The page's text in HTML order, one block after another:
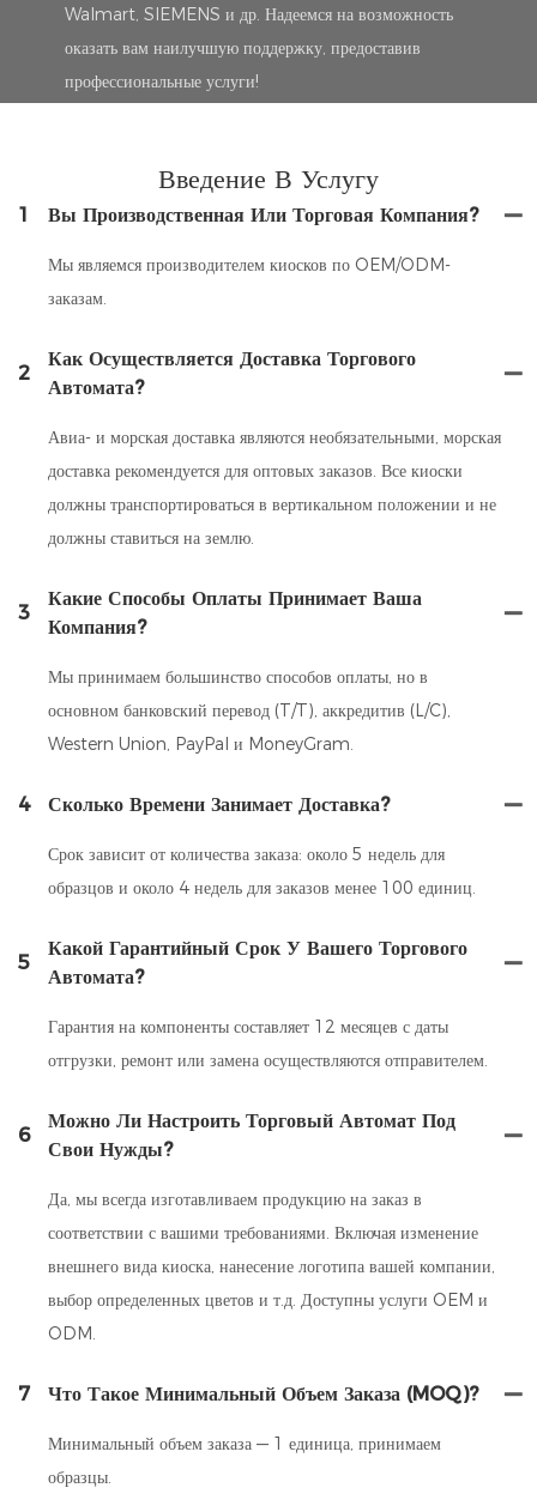
Walmart, SIEMENS и др. Надеемся на возможность
оказать вам наилучшую поддержку, предоставив
профессиональные услуги!
Введение В Услугу
1 Вы Производственная Или Торговая Компания?
Мы являемся производителем киосков по OEM/ODM-
заказам.
2
Как Осуществляется Доставка Торгового
Автомата?
Авиа- и морская доставка являются необязательными, морская
доставка рекомендуется для оптовых заказов. Все киоски
должны транспортироваться в вертикальном положении и не
должны ставиться на землю.
3
Какие Способы Оплаты Принимает Ваша
Компания?
Мы принимаем большинство способов оплаты, но в
основном банковский перевод (T/T), аккредитив (L/C),
Western Union, PayPal и MoneyGram.
4 Сколько Времени Занимает Доставка?
Срок зависит от количества заказа: около 5 недель для
образцов и около 4 недель для заказов менее 100 единиц.
5
Какой Гарантийный Срок У Вашего Торгового
Автомата?
Гарантия на компоненты составляет 12 месяцев с даты
отгрузки, ремонт или замена осуществляются отправителем.
6
Можно Ли Настроить Торговый Автомат Под
Свои Нужды?
Да, мы всегда изготавливаем продукцию на заказ в
соответствии с вашими требованиями. Включая изменение
внешнего вида киоска, нанесение логотипа вашей компании,
выбор определенных цветов и т.д. Доступны услуги OEM и
ODM.
7 Что Такое Минимальный Объем Заказа (MOQ)?
Минимальный объем заказа — 1 единица, принимаем
образцы.